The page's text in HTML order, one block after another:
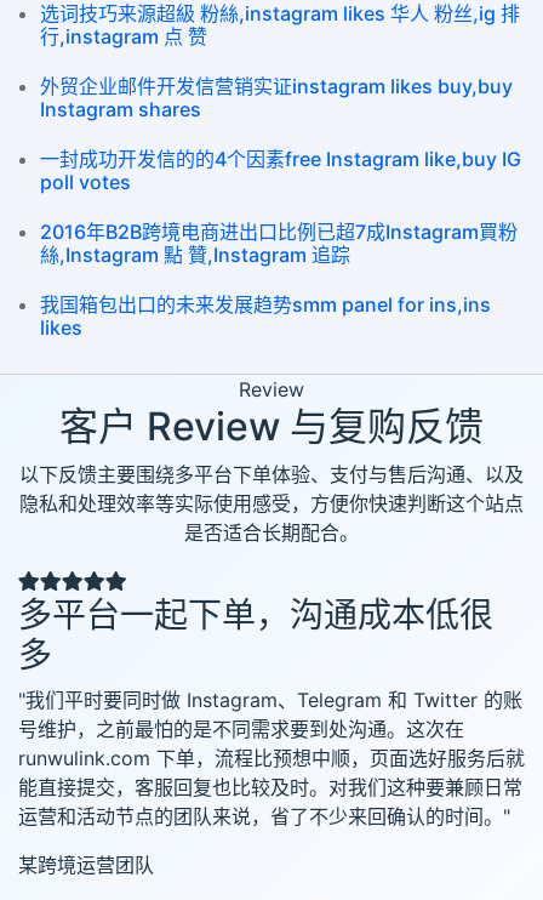
选词技巧来源超級 粉絲,instagram likes 华人 粉丝,ig 排
行,instagram 点 赞
外贸企业邮件开发信营销实证instagram likes buy,buy
Instagram shares
一封成功开发信的的4个因素free Instagram like,buy IG
poll votes
2016年B2B跨境电商进出口比例已超7成Instagram買粉
絲,Instagram 點 贊,Instagram 追踪
我国箱包出口的未来发展趋势smm panel for ins,ins
likes
Review
客户 Review 与复购反馈
以下反馈主要围绕多平台下单体验、支付与售后沟通、以及
隐私和处理效率等实际使用感受，方便你快速判断这个站点
是否适合长期配合。
多平台一起下单，沟通成本低很
多
"我们平时要同时做 Instagram、Telegram 和 Twitter 的账
号维护，之前最怕的是不同需求要到处沟通。这次在
runwulink.com 下单，流程比预想中顺，页面选好服务后就
能直接提交，客服回复也比较及时。对我们这种要兼顾日常
运营和活动节点的团队来说，省了不少来回确认的时间。"
某跨境运营团队